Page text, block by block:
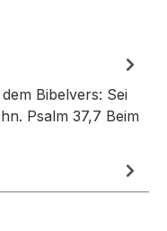
Bibelvers: Sei
Psalm 37,7 Beim